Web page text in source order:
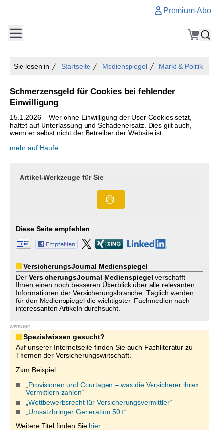
Premium-Abo
Sie lesen in Startseite Medienspiegel Markt & Politik
Schmerzensgeld für Cookies bei fehlender
Einwilligung
15.1.2026 – Wer ohne Einwilligung der User Cookies setzt,
haftet auf Unterlassung und Schadenersatz. Dies gilt auch,
wenn er selbst nicht der Betreiber der Website ist.
mehr auf Haufe
Artikel-Werkzeuge für Sie
Diese Seite empfehlen
VersicherungsJournal Medienspiegel
Der VersicherungsJournal Medienspiegel verschafft
Ihnen einen noch besseren Überblick über alle relevanten
Informationen der Versicherungsbranche. Täglich werden
für den Medienspiegel die wichtigsten Fachmedien nach
interessanten Artikeln durchsucht.
WERBUNG
Spezialwissen gesucht?
Auf unserer Internetseite finden Sie auch Fachliteratur zu
Themen der Versicherungswirtschaft.
Zum Beispiel:
„Provisionen und Courtagen – was die Versicherer ihren
Vermittlern zahlen“
„Wettbewerbsrecht für Versicherungsvermittler“
„Umsatzbringer Generation 50+“
Weitere Titel finden Sie hier.